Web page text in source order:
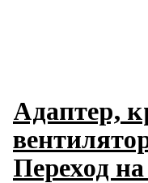
Адаптер,
Переход